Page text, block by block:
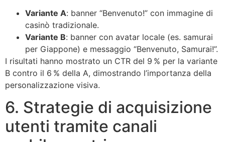
Variante A: banner “Benvenuto!” con immagine di
casinò tradizionale.
Variante B: banner con avatar locale (es. samurai
per Giappone) e messaggio “Benvenuto, Samurai!”.
I risultati hanno mostrato un CTR del 9 % per la variante
B contro il 6 % della A, dimostrando l’importanza della
personalizzazione visiva.
6. Strategie di acquisizione
utenti tramite canali